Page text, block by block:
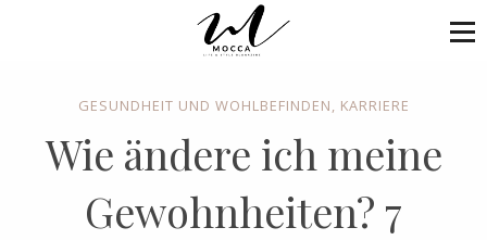
GESUNDHEIT UND WOHLBEFINDEN, KARRIERE
Wie ändere ich meine
Gewohnheiten? 7